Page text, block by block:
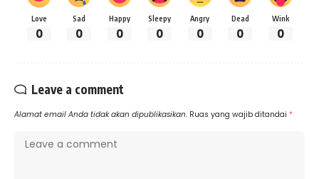
Love
0
Sad
0
Happy
0
Sleepy
0
Angry
0
Dead
0
Wink
0
Leave a comment
Alamat email Anda tidak akan dipublikasikan. Ruas yang wajib ditandai *